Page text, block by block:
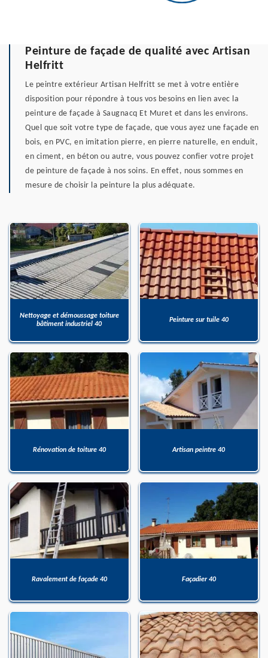
Peinture de façade de qualité avec Artisan
Helfritt
Le peintre extérieur Artisan Helfritt se met à votre entière
disposition pour répondre à tous vos besoins en lien avec la
peinture de façade à Saugnacq Et Muret et dans les environs.
Quel que soit votre type de façade, que vous ayez une façade en
bois, en PVC, en imitation pierre, en pierre naturelle, en enduit,
en ciment, en béton ou autre, vous pouvez confier votre projet
de peinture de façade à nos soins. En effet, nous sommes en
mesure de choisir la peinture la plus adéquate.
Nettoyage et démoussage toiture
bâtiment industriel 40
Peinture sur tuile 40
Rénovation de toiture 40 Artisan peintre 40
Ravalement de façade 40 Façadier 40